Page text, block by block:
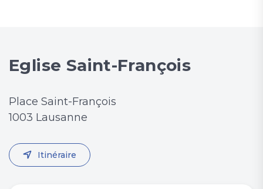
Eglise Saint-François
Place Saint-François
1003 Lausanne
Itinéraire